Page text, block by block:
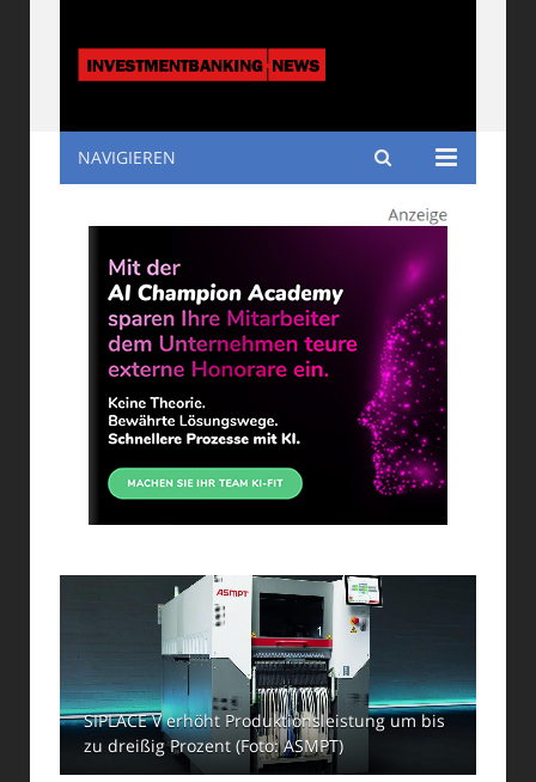
Investmentbanking
NAVIGIEREN
SIPLACE V erhöht Produktionsleistung um bis
zu dreißig Prozent (Foto: ASMPT)